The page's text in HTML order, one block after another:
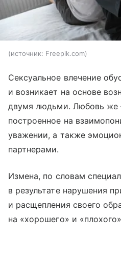
источник: Freepik.com
Сексуальное влечение
и возникает на основе
двумя людьми. Любовь же
построенное на
уважении, а также
партнерами.
Измена, по словам
в результате нарушения
и расщепления своего
на «хорошего» и